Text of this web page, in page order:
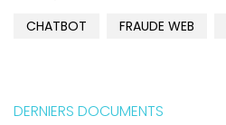
CHATBOT FRAUDE WEB
DERNIERS DOCUMENTS